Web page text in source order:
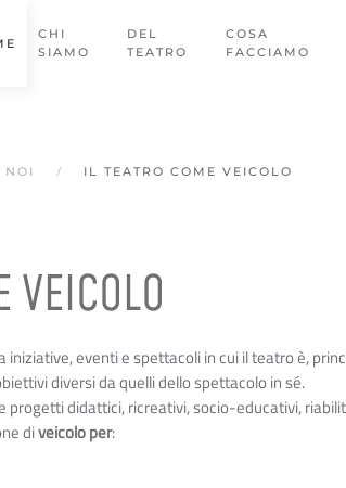
CHI
SIAMO
DEL
TEATRO
COSA
FACCIAMO
NOI IL TEATRO COME VEICOLO
VEICOLO
eventi e spettacoli in cui il teatro è,
diversi da quelli dello spettacolo in sé.
progetti didattici, ricreativi, socio-educativi,
diveicolo per: